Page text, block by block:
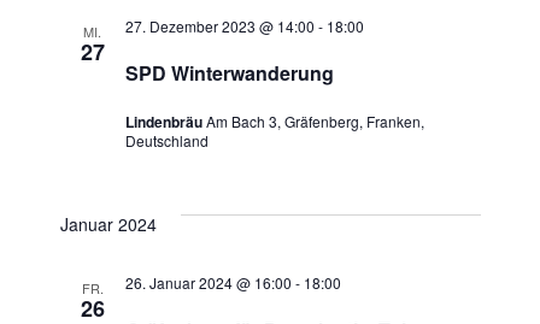
MI.
27
SPD Winterwanderung
27. Dezember 2023 @ 14:00 - 18:00
LindenbräuAm Bach 3, Gräfenberg, Franken,
Deutschland
Januar 2024
FR.
26
26. Januar 2024 @ 16:00 - 18:00